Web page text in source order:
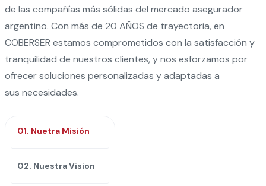
de las compañías más sólidas del mercado asegurador
argentino. Con más de 20 AÑOS de trayectoria, en
COBERSER estamos comprometidos con la satisfacción y
tranquilidad de nuestros clientes, y nos esforzamos por
ofrecer soluciones personalizadas y adaptadas a
sus necesidades.
01. Nuetra Misión
02. Nuestra Vision